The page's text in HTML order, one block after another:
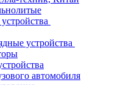
устройства
автомобиля